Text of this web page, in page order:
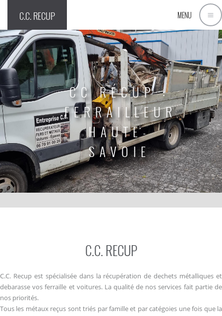
C.C. RECUP MENU
CC RÉCUP :
FERRAILLEUR
HAUTE-
SAVOIE
C.C. RECUP
C.C. Recup est spécialisée dans la récupération de dechets métalliques et
debarasse vos ferraille et voitures. La qualité de nos services fait partie de
nos priorités.
Tous les métaux reçus sont triés par famille et par catégoies une fois que la